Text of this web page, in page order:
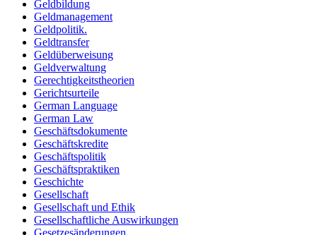
Geldbildung
Geldmanagement
Geldpolitik.
Geldtransfer
Geldüberweisung
Geldverwaltung
Gerechtigkeitstheorien
Gerichtsurteile
German Language
German Law
Geschäftsdokumente
Geschäftskredite
Geschäftspolitik
Geschäftspraktiken
Geschichte
Gesellschaft
Gesellschaft und Ethik
Gesellschaftliche Auswirkungen